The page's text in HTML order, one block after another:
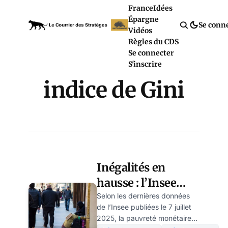
FranceIdées
Épargne
Vidéos
Règles du CDS
Se connecter
S'inscrire
Se
indice de Gini
Inégalités en
hausse : l’Insee
alerte sur un
niveau de pauvreté
Selon les dernières données
de l’Insee publiées le 7 juillet
2025, la pauvreté monétaire